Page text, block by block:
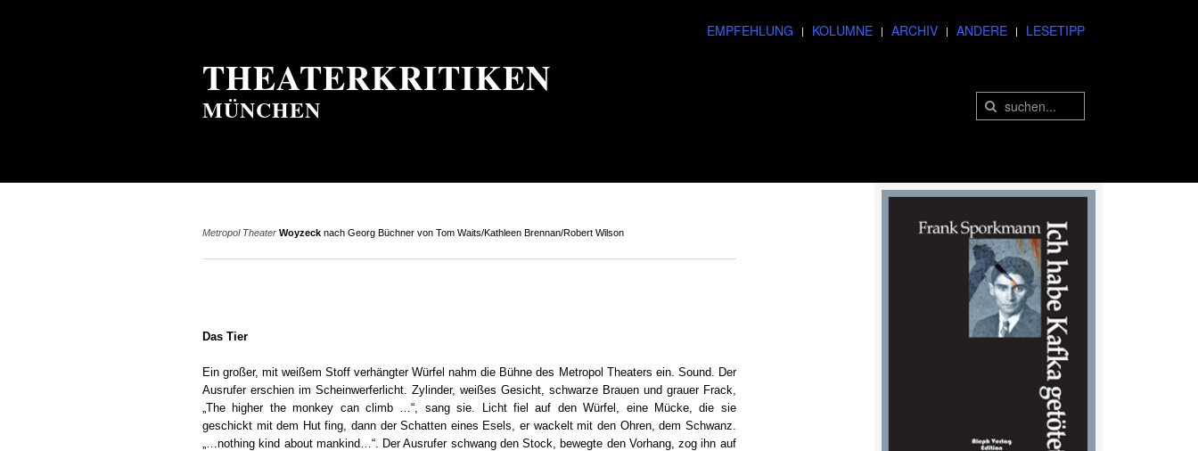
EMPFEHLUNG KOLUMNE ARCHIV ANDERE LESETIPP
THEATERKRITIKEN
MÜNCHEN
Metropol Theater Woyzeck nach Georg Büchner von Tom Waits/Kathleen Brennan/Robert Wilson
Das Tier
Ein großer, mit weißem Stoff verhängter Würfel nahm die Bühne des Metropol Theaters ein. Sound. Der
Ausrufer erschien im Scheinwerferlicht. Zylinder, weißes Gesicht, schwarze Brauen und grauer Frack,
„The higher the monkey can climb …“, sang sie. Licht fiel auf den Würfel, eine Mücke, die sie
geschickt mit dem Hut fing, dann der Schatten eines Esels, er wackelt mit den Ohren, dem Schwanz.
„…nothing kind about mankind…“. Der Ausrufer schwang den Stock, bewegte den Vorhang, zog ihn auf